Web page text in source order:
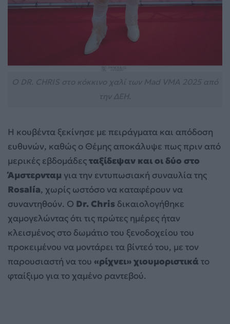
Η κουβέντα ξεκίνησε με πειράγματα και απόδοση
ευθυνών, καθώς ο Θέμης αποκάλυψε πως πριν από
μερικές εβδομάδεςταξίδεψαν και οι δύο στο
Άμστερνταμ για την εντυπωσιακή συναυλία της
Rosalía, χωρίς ωστόσο να καταφέρουν να
συναντηθούν. Ο Dr. Chris δικαιολογήθηκε
χαμογελώντας ότι τις πρώτες ημέρες ήταν
κλεισμένος στο δωμάτιο του ξενοδοχείου του
προκειμένου να μοντάρει τα βίντεό του, με τον
παρουσιαστή να του «ρίχνει» χιουμοριστικά το
φταίξιμο για το χαμένο ραντεβού.